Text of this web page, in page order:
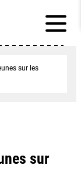
sur les
sur